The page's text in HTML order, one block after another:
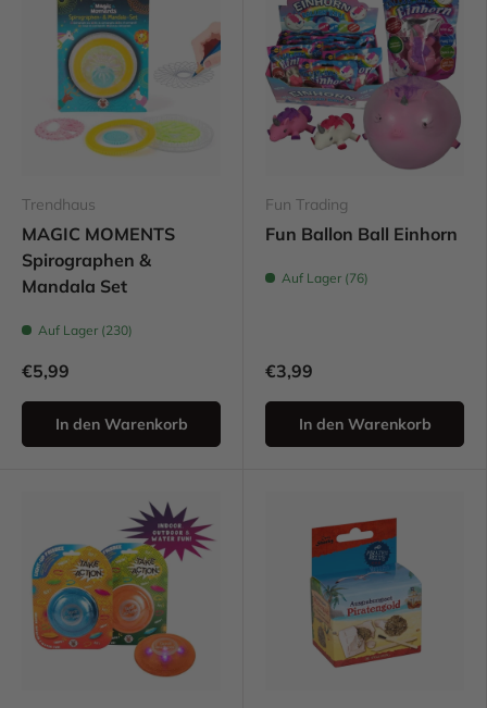
Trendhaus
MAGIC MOMENTS
Spirographen &
Mandala Set
Auf Lager (230)
€5,99
In den Warenkorb
Fun Trading
Fun Ballon Ball Einhorn
Auf Lager (76)
€3,99
In den Warenkorb